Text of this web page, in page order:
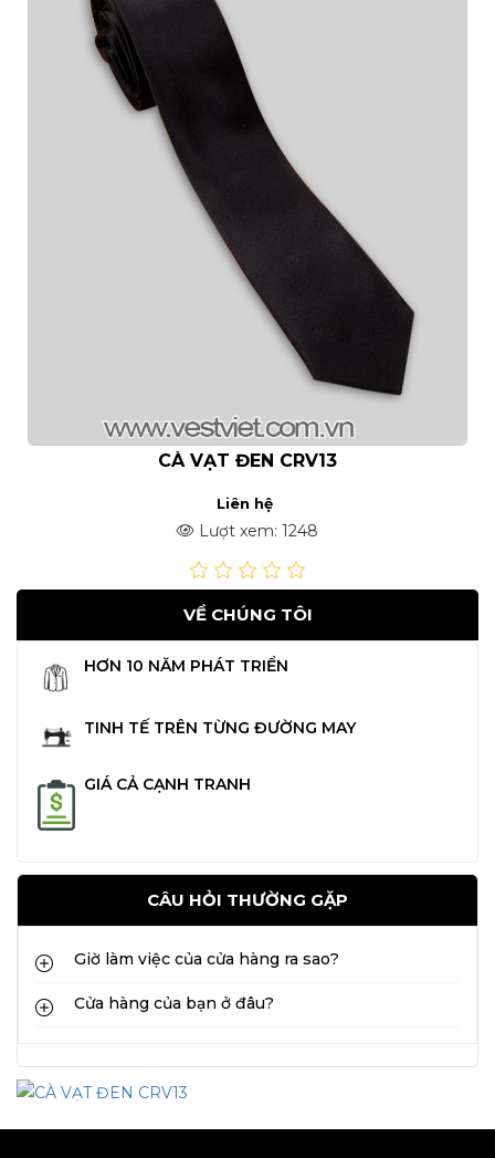
- Hotline: 093.862.0261 -
0925.777.337
- Giờ mở cửa:
- Địa Chỉ:151 NGÔ
QUYỀN. F6. QUẬN 10.
CÀ VẠT ĐEN CRV13
Liên hệ
Lượt xem: 1248
VỀ CHÚNG TÔI
HƠN 10 NĂM PHÁT TRIỂN
TINH TẾ TRÊN TỪNG ĐƯỜNG MAY
GIÁ CẢ CẠNH TRANH
CÂU HỎI THƯỜNG GẶP
Giờ làm việc của cửa hàng ra sao?
Cửa hàng của bạn ở đâu?